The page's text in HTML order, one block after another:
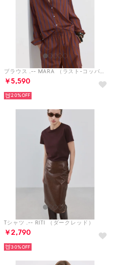
ブラウス .-- MARA （ラスト-コッパー）
￥5,590
20%
Tシャツ .-- RITI （ダークレッド）
￥2,790
30%